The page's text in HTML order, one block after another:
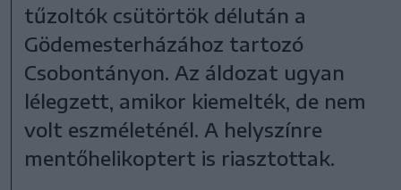
tűzoltók csütörtök délután a
Gödemesterházához tartozó
Csobontányon. Az áldozat ugyan
lélegzett, amikor kiemelték, de nem
volt eszméleténél. A helyszínre
mentőhelikoptert is riasztottak.